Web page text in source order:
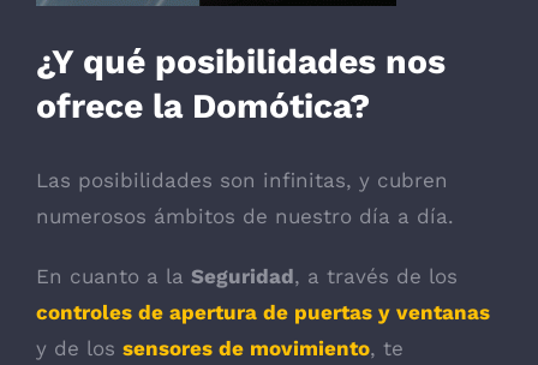
¿Y qué posibilidades nos
ofrece la Domótica?
Las posibilidades son infinitas, y cubren
numerosos ámbitos de nuestro día a día.
En cuanto a la Seguridad, a través de los
controles de apertura de puertas y ventanas
y de los sensores de movimiento, te